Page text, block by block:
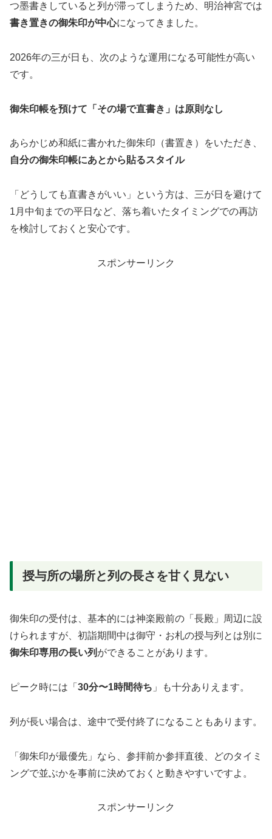
つ墨書きしていると列が滞ってしまうため、明治神宮では
書き置きの御朱印が中心になってきました。
2026年の三が日も、次のような運用になる可能性が高い
です。
御朱印帳を預けて「その場で直書き」は原則なし
あらかじめ和紙に書かれた御朱印（書置き）をいただき、
自分の御朱印帳にあとから貼るスタイル
「どうしても直書きがいい」という方は、三が日を避けて
1月中旬までの平日など、落ち着いたタイミングでの再訪
を検討しておくと安心です。
スポンサーリンク
授与所の場所と列の長さを甘く見ない
御朱印の受付は、基本的には神楽殿前の「長殿」周辺に設
けられますが、初詣期間中は御守・お札の授与列とは別に
御朱印専用の長い列 ができることがあります。
ピーク時には「 30分〜1時間待ち 」も十分ありえます。
列が長い場合は、途中で受付終了になることもあります。
「御朱印が最優先」なら、参拝前か参拝直後、どのタイミ
ングで並ぶかを事前に決めておくと動きやすいですよ。
スポンサーリンク